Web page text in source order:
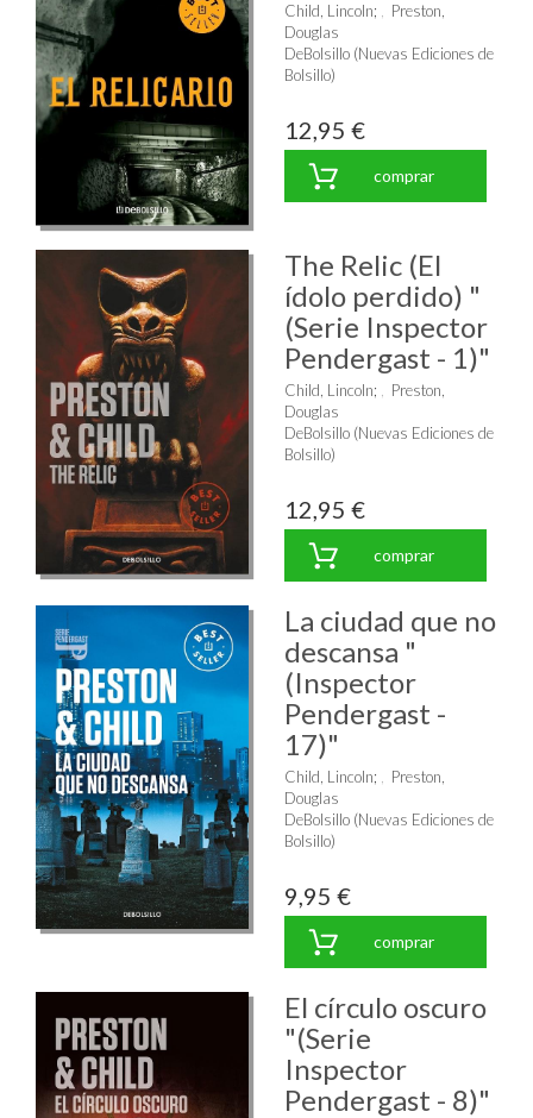
Child, Lincoln;
Preston,
Douglas
DeBolsillo (Nuevas Ediciones de
Bolsillo)
12,95 €
comprar
The Relic (El
ídolo perdido) "
(Serie Inspector
Pendergast - 1)"
Child, Lincoln;
Preston,
Douglas
DeBolsillo (Nuevas Ediciones de
Bolsillo)
12,95 €
comprar
La ciudad que no
descansa "
(Inspector
Pendergast -
17)"
Child, Lincoln;
Preston,
Douglas
DeBolsillo (Nuevas Ediciones de
Bolsillo)
9,95 €
comprar
El círculo oscuro
"(Serie
Inspector
Pendergast - 8)"